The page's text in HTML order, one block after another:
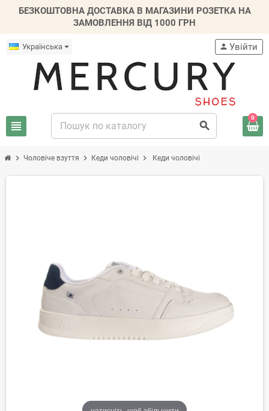
БЕЗКОШТОВНА ДОСТАВКА В МАГАЗИНИ РОЗЕТКА НА
ЗАМОВЛЕННЯ ВІД 1000 ГРН
Українська
view_headline search
person Увійти
0
chevron_right Чоловіче взуття chevron_right Кеди чоловічі chevron_right Кеди чоловічі